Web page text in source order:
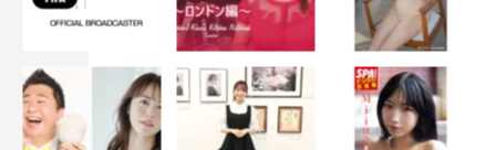
ぱり怖かったんですよね。この時代の人々がこれをリアル
体験していると考えたらどれだけ怖く、絶望的な気持ちで
日々を生きていたんだろうと思うと、改めて本当に恐ろし
い時代だと感じました。